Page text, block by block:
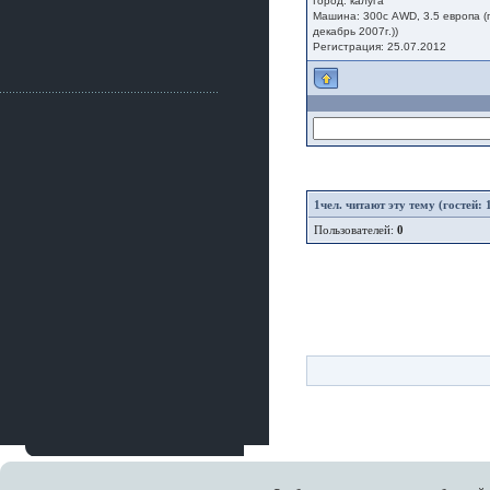
Машина: 300с AWD, 3.5 европа
декабрь 2007г.))
Регистрация: 25.07.2012
1чел. читают эту тему (гостей:
Пользователей:0